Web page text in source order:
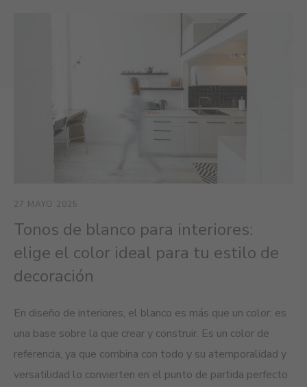
27 MAYO 2025
Tonos de blanco para interiores:
elige el color ideal para tu estilo de
decoración
En diseño de interiores, el blanco es más que un color: es
una base sobre la que crear y construir. Es un color de
referencia, ya que combina con todo y su atemporalidad y
versatilidad lo convierten en el punto de partida perfecto